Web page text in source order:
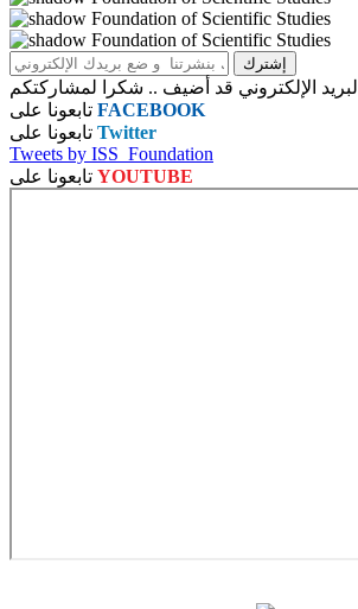
البريد الإلكتروني قد أضيف .. شكرا لمشاركتكم
FACEBOOK
Twitter
Tweets by ISS_Foundation
YOUTUBE